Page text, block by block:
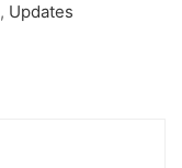
, Updates